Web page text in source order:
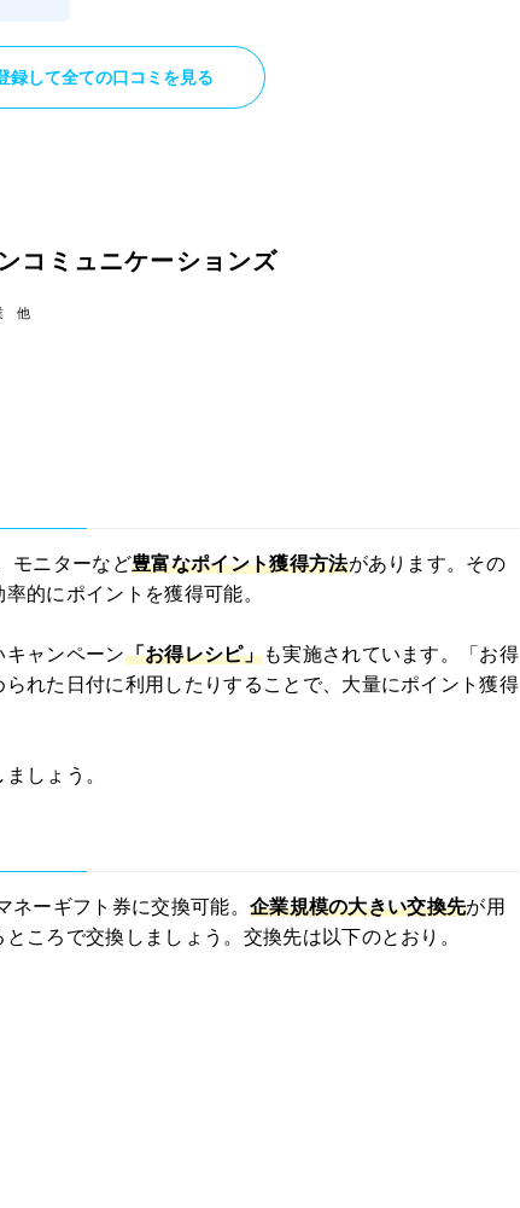
さ
物
稼
にも
録して全ての口コミを見る
コミュニケーションズ
他
モニターなど豊富なポイント獲得方法があります。その
的にポイントを獲得可能。
ャンペーン「お得レシピ」も実施されています。「お得
れた日付に利用したりすることで、大量にポイント獲得
しょう。
ーギフト券に交換可能。 企業規模の大きい交換先が用
ころで交換しましょう。交換先は以下のとおり。